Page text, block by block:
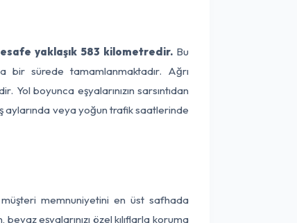
yaklaşık 583 kilometredir. Bu
bir sürede tamamlanmaktadır. Ağrı
Yol boyunca eşyalarınızın sarsıntıdan
aylarında veya yoğun trafik saatlerinde
memnuniyetini en üst safhada
eşyalarınızı özel kılıflarla koruma